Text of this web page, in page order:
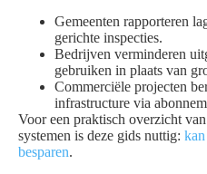
Gemeenten rapporteren
gerichte inspecties.
Bedrijven verminderen
gebruiken in plaats van
Commerciële projecten
infrastructure via
Voor een praktisch overzicht
systemen is deze gids nuttig:
besparen.